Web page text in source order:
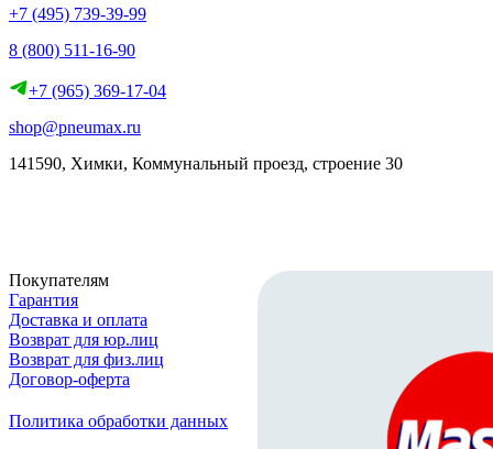
+7 (495) 739-39-99
8 (800) 511-16-90
+7 (965) 369-17-04
shop@pneumax.ru
141590, Химки, Коммунальный проезд, строение 30
Покупателям
Гарантия
Доставка и оплата
Возврат для юр.лиц
Возврат для физ.лиц
Договор-оферта
Политика обработки данных